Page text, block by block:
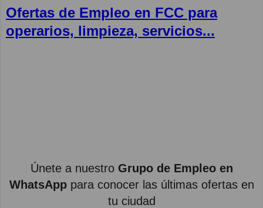
Ofertas de Empleo en FCC para
operarios, limpieza, servicios...
Únete a nuestro Grupo de Empleo en
WhatsApppara conocer las últimas ofertas en
tu ciudad